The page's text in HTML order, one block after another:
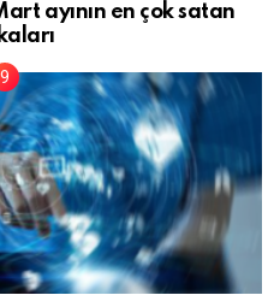
ayının en çok satan